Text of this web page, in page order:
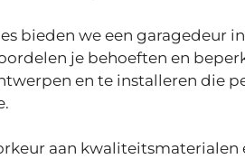
bieden we een garagedeur
je behoeften en
en te installeren die
aan kwaliteitsmaterialen